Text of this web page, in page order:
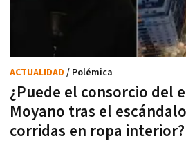
¿Puede el consorcio del
Moyano tras el
corridas en ropa interior?
ACTUALIDAD / Polémica